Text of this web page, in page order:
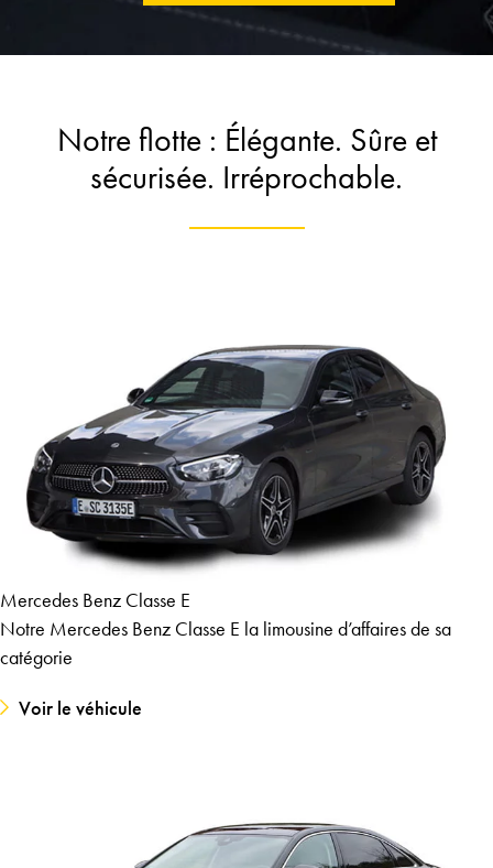
Notre flotte : Élégante. Sûre et
sécurisée. Irréprochable.
Mercedes Benz Classe E
Notre Mercedes Benz Classe E la limousine d’affaires de sa
catégorie
Voir le véhicule